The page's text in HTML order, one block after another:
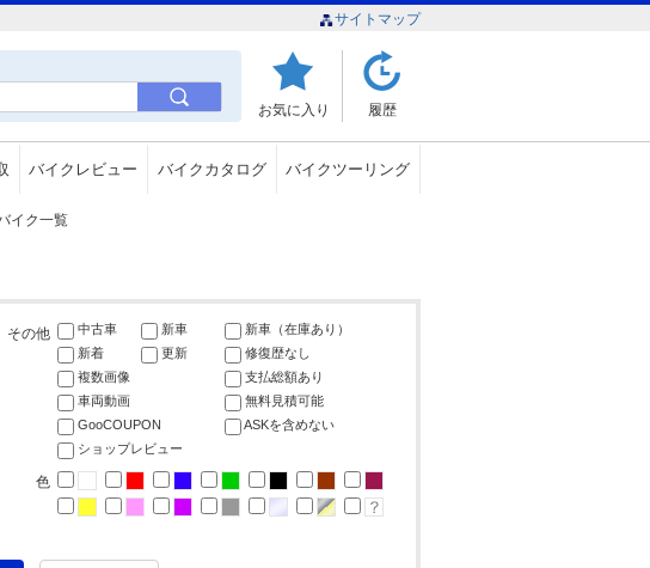
サイトマップ
お気に入り 履歴
バイクレビュー バイクカタログ バイクツーリング
イク一覧
その他 中古車 新車
新車（在庫あり）
新着
更新
修復歴なし
複数画像
支払総額あり
車両動画
無料見積可能
GooCOUPON
ASKを含めない
ショップレビュー
色